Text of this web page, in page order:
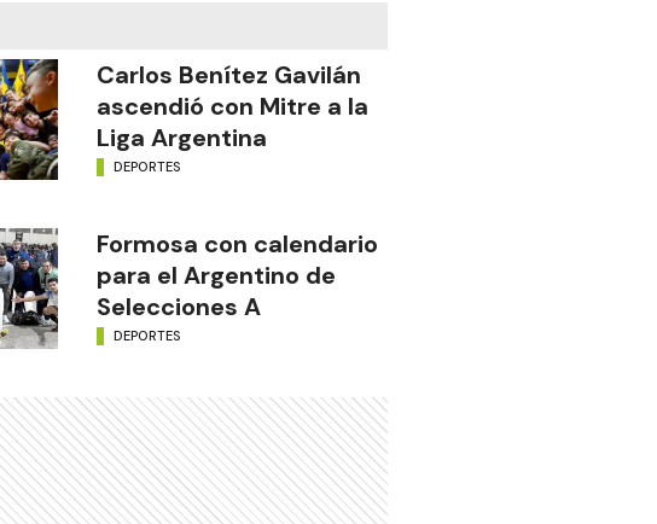
Carlos Benítez Gavilán
ascendió con Mitre a la
Liga Argentina
DEPORTES
Formosa con calendario
para el Argentino de
Selecciones A
DEPORTES